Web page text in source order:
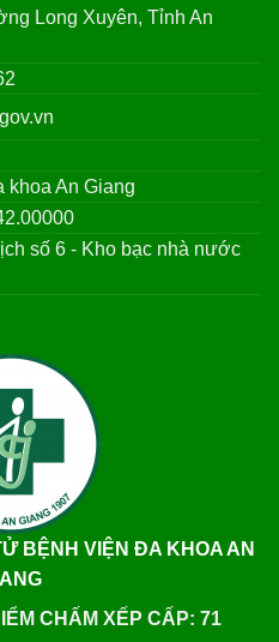
Long Xuyên, Tỉnh An
khoa An Giang
số 6 - Kho bạc nhà nước
BỆNH VIỆN ĐA KHOA AN
CHẤM XẾP CẤP: 71